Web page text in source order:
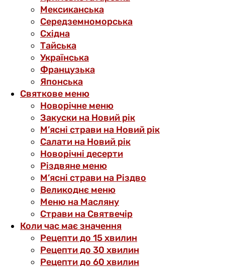
Мексиканська
Середземноморська
Східна
Тайська
Українська
Французька
Японська
Святкове меню
Новорічне меню
Закуски на Новий рік
М’ясні страви на Новий рік
Салати на Новий рік
Новорічні десерти
Різдвяне меню
М’ясні страви на Різдво
Великоднє меню
Меню на Масляну
Страви на Святвечір
Коли час має значення
Рецепти до 15 хвилин
Рецепти до 30 хвилин
Рецепти до 60 хвилин